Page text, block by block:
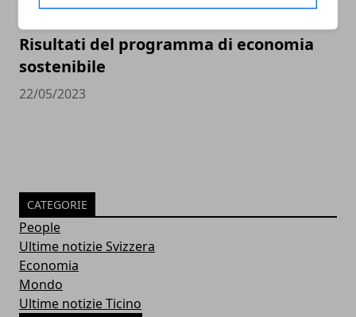
Risultati del programma di economia
sostenibile
22/05/2023
CATEGORIE
People
Ultime notizie Svizzera
Economia
Mondo
Ultime notizie Ticino